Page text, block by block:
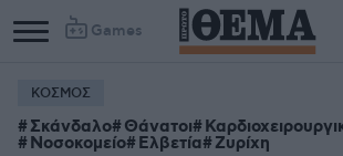
Games
ΚΟΣΜΟΣ
Σκάνδαλο Θάνατοι
Νοσοκομείο Ελβετία Ζυρίχη